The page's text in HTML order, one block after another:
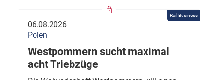
Rail Business
06.08.2026
Polen
Westpommern sucht maximal
acht Triebzüge